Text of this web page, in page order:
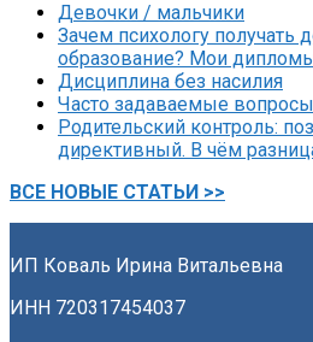
Девочки / мальчики
Зачем психологу получать
образование? Мои
Дисциплина без насилия
Часто задаваемые
Родительский контроль:
директивный. В чём
ВСЕ НОВЫЕ СТАТЬИ >>
ИП Коваль Ирина Витальевна
ИНН 720317454037